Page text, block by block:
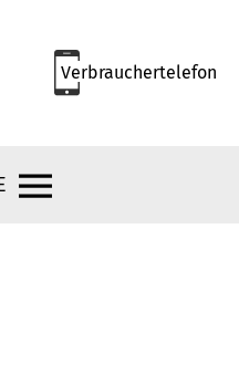
Verbrauchertelefon